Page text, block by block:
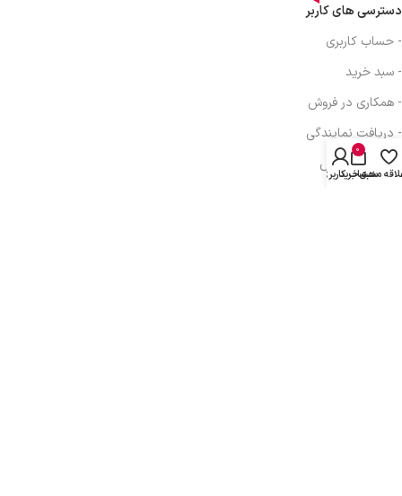
دسترسی های کاربر
- حساب کاربری
- سبد خرید
- همکاری در فروش
- دریافت نمایندگی
- پیگیری سفارش
مندی
0
سبد خرید
حساب کاربری من